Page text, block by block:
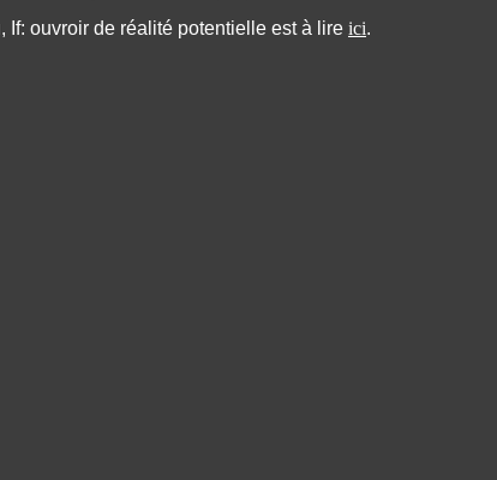
If: ouvroir de réalité potentielle est à lire ici.